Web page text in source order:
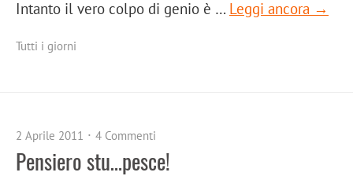
Intanto il vero colpo di genio è … Leggi ancora →
Tutti i giorni
2 Aprile 2011 4 Commenti
Pensiero stu…pesce!